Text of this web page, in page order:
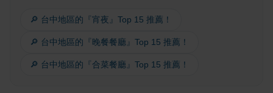
🔎 台中地區的『宵夜』Top 15 推薦！
🔎 台中地區的『晚餐餐廳』Top 15 推薦！
🔎 台中地區的『合菜餐廳』Top 15 推薦！